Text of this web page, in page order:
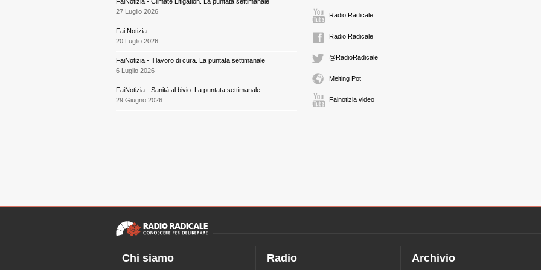
27 Luglio 2026
Fai Notizia
20 Luglio 2026
FaiNotizia - Il lavoro di cura. La puntata settimanale
6 Luglio 2026
FaiNotizia - Sanità al bivio. La puntata settimanale
29 Giugno 2026
Radio Radicale
Radio Radicale
@RadioRadicale
Melting Pot
Fainotizia video
Chi siamo Radio Archivio